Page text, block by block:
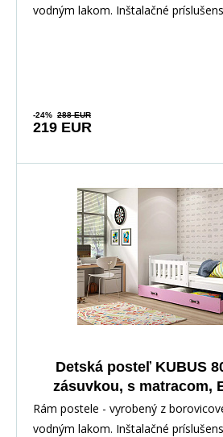
vodným lakom. Inštalačné
-24% 288 EUR
219 EUR
Detská posteľ KUBUS
zásuvkou, s matracom,
Rám postele - vyrobený z
vodným lakom. Inštalačné